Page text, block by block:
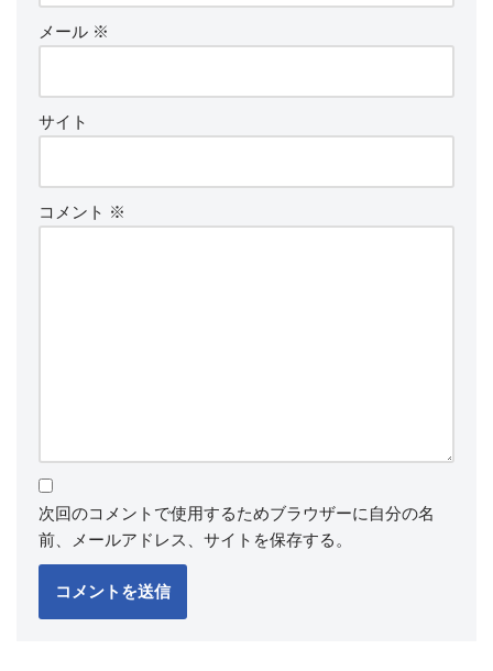
メール ※
サイト
コメント ※
次回のコメントで使用するためブラウザーに自分の名
前、メールアドレス、サイトを保存する。